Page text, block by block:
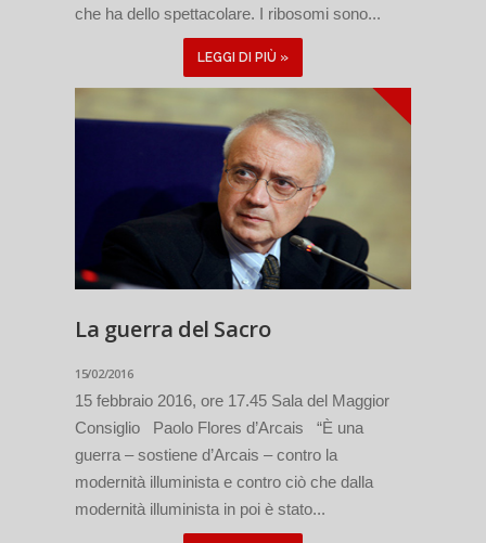
che ha dello spettacolare. I ribosomi sono...
LEGGI DI PIÙ »
La guerra del Sacro
15/02/2016
15 febbraio 2016, ore 17.45 Sala del Maggior
Consiglio Paolo Flores d’Arcais “È una
guerra – sostiene d’Arcais – contro la
modernità illuminista e contro ciò che dalla
modernità illuminista in poi è stato...